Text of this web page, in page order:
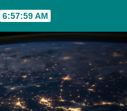
6:58:00 AM